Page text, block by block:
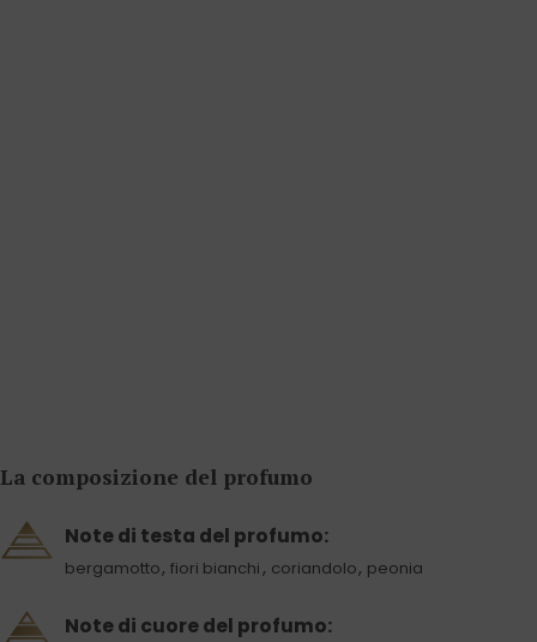
La composizione del profumo
Note di testa del profumo:
bergamotto, fiori bianchi , coriandolo, peonia
Note di cuore del profumo: